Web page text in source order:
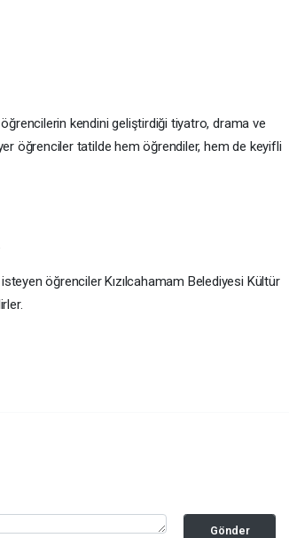
kendini geliştirdiği tiyatro, drama ve
öğrenciler tatilde hem öğrendiler, hem de keyifli
öğrenciler Kızılcahamam Belediyesi Kültür
Gönder